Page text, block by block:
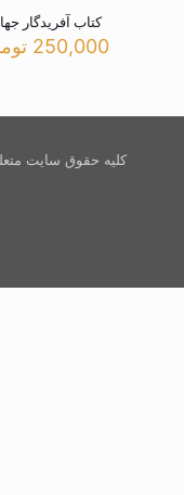
کتاب آفریدگار
250,000
کلیه حقوق سایت